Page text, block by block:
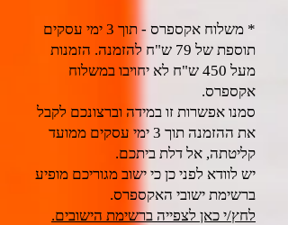
* משלוח אקספרס - תוך 3 ימי עסקים
תוספת של 79 ש"ח להזמנה. הזמנות
מעל 450 ש"ח לא יחויבו במשלוח
אקספרס.
סמנו אפשרות זו במידה וברצונכם לקבל
את ההזמנה תוך 3 ימי עסקים ממועד
קליטתה, אל דלת ביתכם.
יש לוודא לפני כן כי ישוב מגוריכם מופיע
ברשימת ישובי האקספרס.
לחץ/י כאן לצפייה ברשימת הישובים.